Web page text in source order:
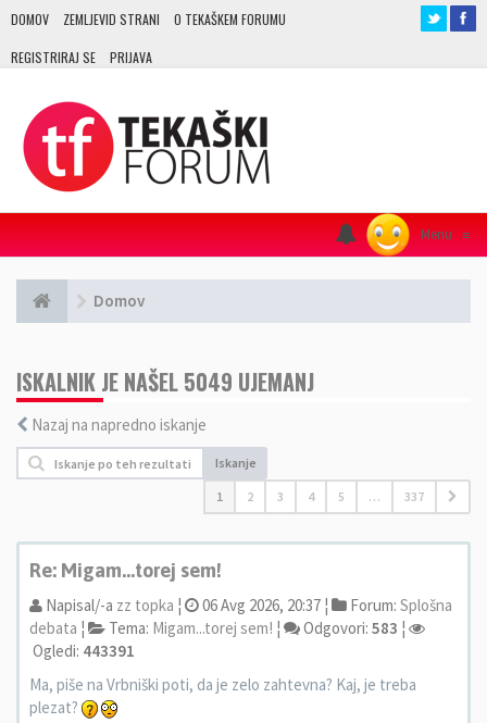
DOMOV ZEMLJEVID STRANI O TEKAŠKEM FORUMU
REGISTRIRAJ SE PRIJAVA
Menu ≡
Domov
ISKALNIK JE NAŠEL 5049 UJEMANJ
Nazaj na napredno iskanje
Iskanje
1 2 3 4 5 … 337
Re: Migam...torej sem!
Napisal/-a zz topka ¦ 06 Avg 2026, 20:37 ¦ Forum: Splošna
debata ¦ Tema: Migam...torej sem! ¦ Odgovori: 583 ¦
Ogledi: 443391
Ma, piše na Vrbniški poti, da je zelo zahtevna? Kaj, je treba
plezat?